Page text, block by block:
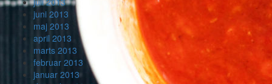
juni 2013
maj 2013
april 2013
marts 2013
februar 2013
januar 2013